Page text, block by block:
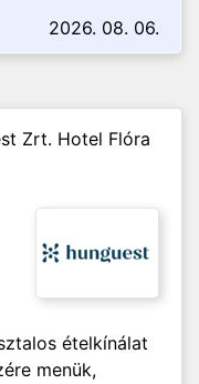
2026. 08. 06.
Zrt. Hotel Flóra
ételkínálat
menük,